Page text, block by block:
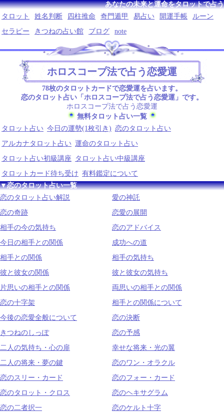
あなたの未来と運命をタロットで占う
タロット
姓名判断 四柱推命 奇門遁甲 易占い 開運手帳
ルーン
セラピー
きつねの占い館 ブログ note
ホロスコープ法で占う恋愛運
78枚のタロットカードで恋愛運を占います。
恋のタロット占い「ホロスコープ法で占う恋愛運」です。
ホロスコープ法で占う恋愛運
無料タロット占い一覧
タロット占い 今日の運勢(1枚引き) 恋のタロット占い
アルカナタロット占い 運命のタロット占い
タロット占い初級講座
タロット占い中級講座
タロットカード待ち受け 有料鑑定について
▼恋のタロット占い一覧
恋のタロット占い解説
愛の神託
恋の奇跡
恋愛の展開
相手の今の気持ち
恋のアドバイス
今日の相手との関係
成功への道
相手との関係
相手の気持ち
彼と彼女の関係
彼と彼女の気持ち
片思いの相手との関係
両思いの相手との関係
恋の十字架
相手との関係について
今後の恋愛全般について
恋の決断
きつねのしっぽ
恋の予感
二人の気持ち・心の扉
幸せな将来・光の翼
二人の将来・夢の鍵
恋のワン・オラクル
恋のスリー・カード
恋のフォー・カード
恋のタロット・クロス
恋のヘキサグラム
恋の二者択一
恋のケルト十字